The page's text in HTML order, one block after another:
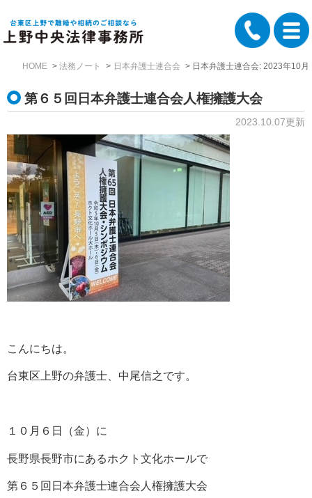
HOME 法務ノート 日本弁護士連合会 日本弁護士連合会: 2023年10月
第６５回日本弁護士連合会人権擁護大会
2023.10.07更新
こんにちは。
台東区上野の弁護士、中尾信之です。
１０月６日（金）に
長野県長野市にあるホクト文化ホールで
第６５回日本弁護士連合会人権擁護大会